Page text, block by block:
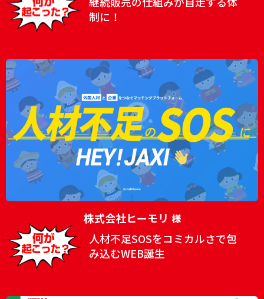
制に！
株式会社ヒーモリ 様
人材不足SOSをコミカルさで包
み込むWEB誕生